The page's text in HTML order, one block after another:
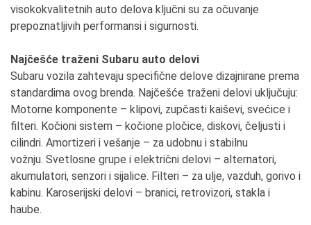
visokokvalitetnih auto delova ključni su za očuvanje
prepoznatljivih performansi i sigurnosti.
Najčešće traženi Subaru auto delovi
Subaru vozila zahtevaju specifične delove dizajnirane prema
standardima ovog brenda. Najčešće traženi delovi uključuju:
Motorne komponente – klipovi, zupčasti kaiševi, svećice i
filteri. Kočioni sistem – kočione pločice, diskovi, čeljusti i
cilindri. Amortizeri i vešanje – za udobnu i stabilnu
vožnju. Svetlosne grupe i električni delovi – alternatori,
akumulatori, senzori i sijalice. Filteri – za ulje, vazduh, gorivo i
kabinu. Karoserijski delovi – branici, retrovizori, stakla i
haube.